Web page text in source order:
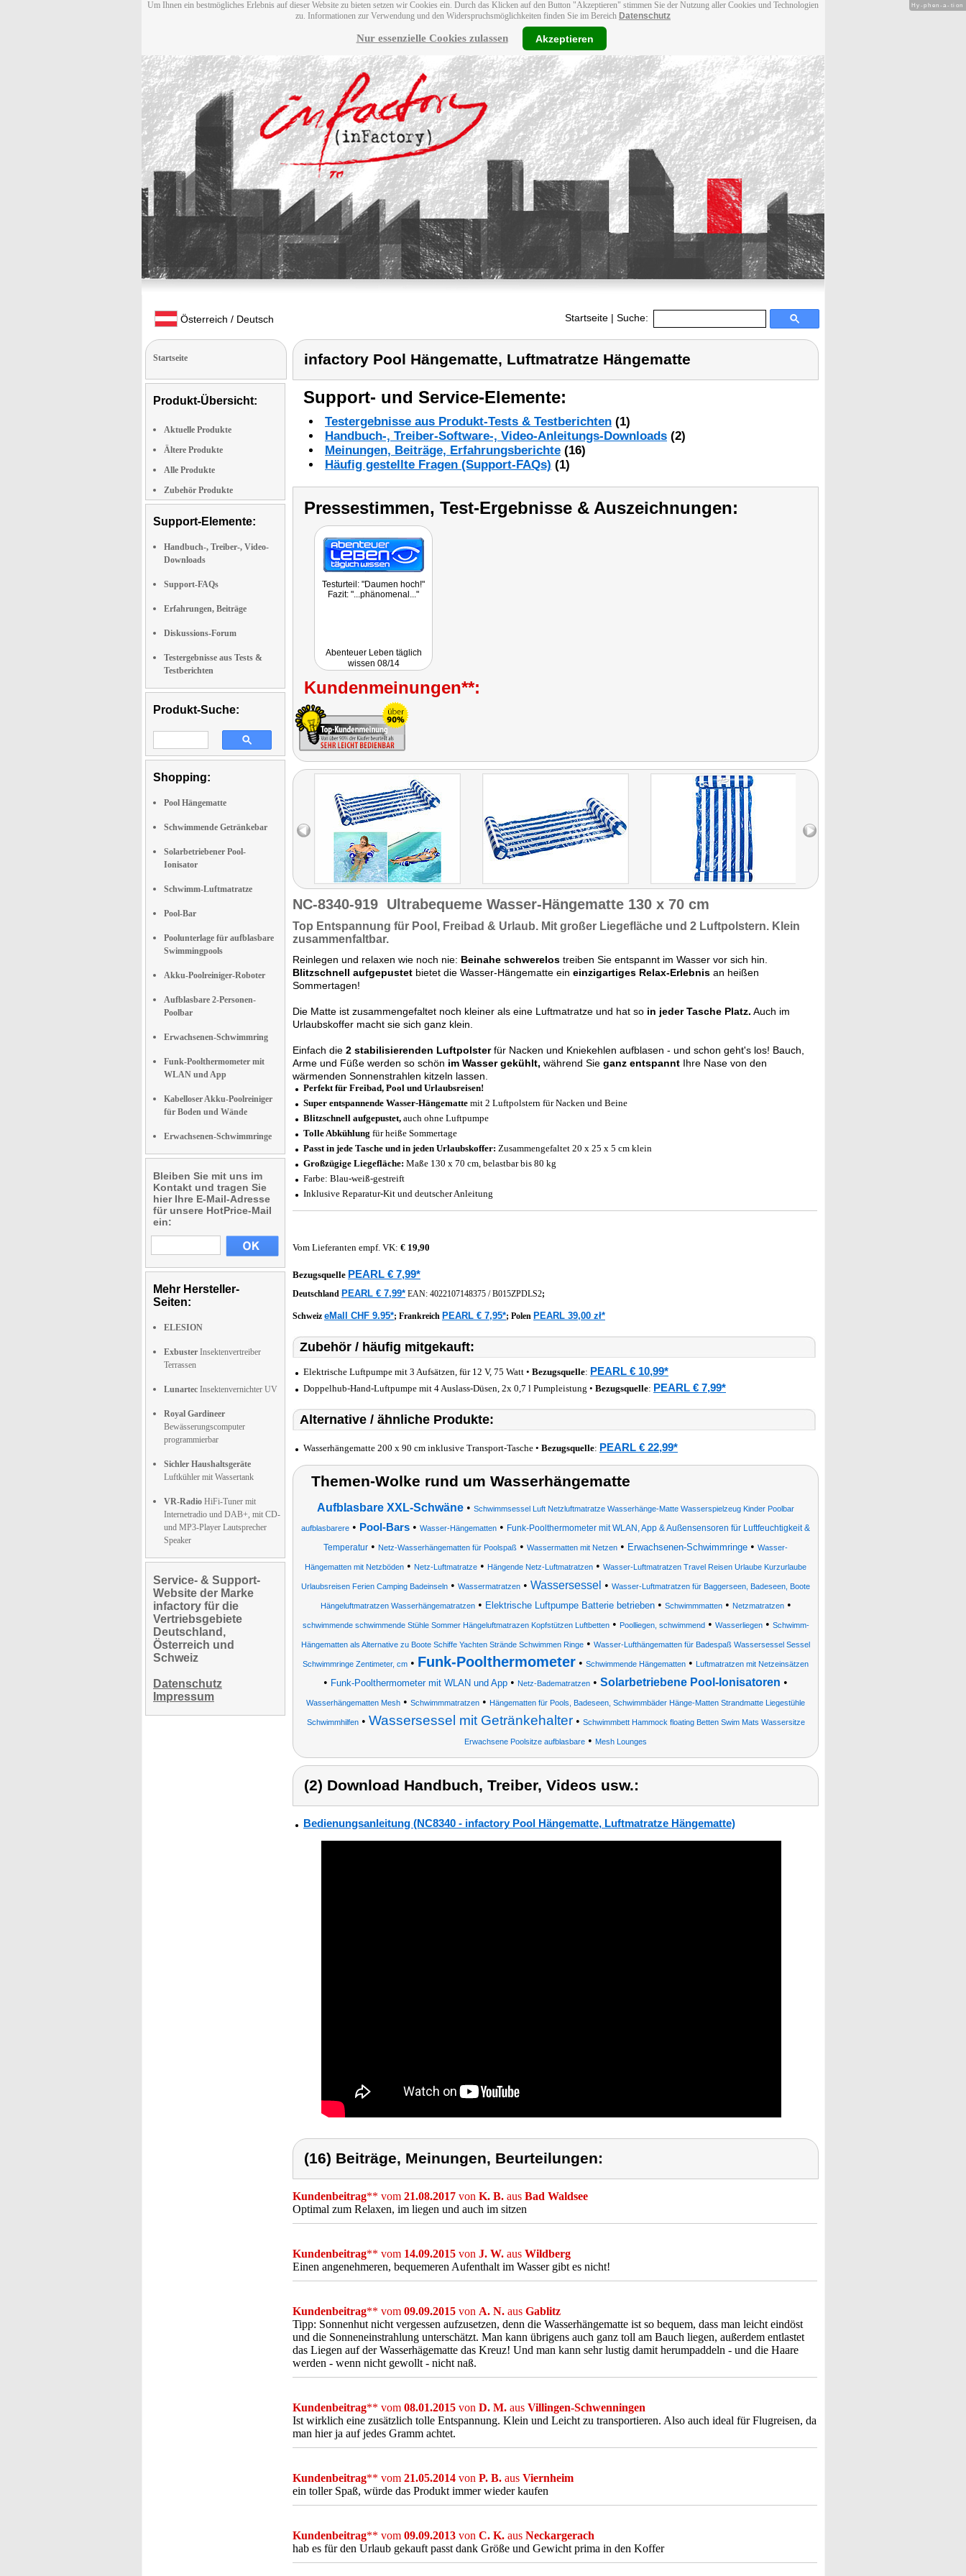
Um Ihnen ein bestmögliches Erlebnis auf dieser Website zu bieten setzen wir Cookies ein. Durch das Klicken auf den Button "Akzeptieren" stimmen Sie der Nutzung aller Cookies und Technologien
zu. Informationen zur Verwendung und den Widerspruchsmöglichkeiten finden Sie im Bereich Datenschutz
Nur essenzielle Cookies zulassen Akzeptieren
Österreich / Deutsch Startseite | Suche:
Startseite
Produkt-Übersicht:
Aktuelle Produkte
Ältere Produkte
Alle Produkte
Zubehör Produkte
Support-Elemente:
Handbuch-, Treiber-, Video-
Downloads
Support-FAQs
Erfahrungen, Beiträge
Diskussions-Forum
Testergebnisse aus Tests &
Testberichten
Produkt-Suche:
Shopping:
Pool Hängematte
Schwimmende Getränkebar
Solarbetriebener Pool-
Ionisator
Schwimm-Luftmatratze
Pool-Bar
Poolunterlage für aufblasbare
Swimmingpools
Akku-Poolreiniger-Roboter
Aufblasbare 2-Personen-
Poolbar
Erwachsenen-Schwimmring
Funk-Poolthermometer mit
WLAN und App
Kabelloser Akku-Poolreiniger
für Boden und Wände
Erwachsenen-Schwimmringe
Bleiben Sie mit uns im
Kontakt und tragen Sie
hier Ihre E-Mail-Adresse
für unsere HotPrice-Mail
ein:
Mehr Hersteller-
Seiten:
ELESION
Exbuster Insektenvertreiber
Terrassen
Lunartec Insektenvernichter UV
Royal Gardineer
Bewässerungscomputer
programmierbar
Sichler Haushaltsgeräte
Luftkühler mit Wassertank
VR-Radio HiFi-Tuner mit
Internetradio und DAB+, mit CD-
und MP3-Player Lautsprecher
Speaker
Service- & Support-
Website der Marke
infactory für die
Vertriebsgebiete
Deutschland,
Österreich und
Schweiz
Datenschutz
Impressum
infactory Pool Hängematte, Luftmatratze Hängematte
Support- und Service-Elemente:
Testergebnisse aus Produkt-Tests & Testberichten (1)
Handbuch-, Treiber-Software-, Video-Anleitungs-Downloads (2)
Meinungen, Beiträge, Erfahrungsberichte (16)
Häufig gestellte Fragen (Support-FAQs) (1)
Pressestimmen, Test-Ergebnisse & Auszeichnungen:
Testurteil: "Daumen hoch!"
Fazit: "...phänomenal..."
Abenteuer Leben täglich
wissen 08/14
Kundenmeinungen**:
NC-8340-919 Ultrabequeme Wasser-Hängematte 130 x 70 cm
Top Entspannung für Pool, Freibad & Urlaub. Mit großer Liegefläche und 2 Luftpolstern. Klein
zusammenfaltbar.
Reinlegen und relaxen wie noch nie: Beinahe schwerelos treiben Sie entspannt im Wasser vor sich hin.
Blitzschnell aufgepustet bietet die Wasser-Hängematte ein einzigartiges Relax-Erlebnis an heißen
Sommertagen!
Die Matte ist zusammengefaltet noch kleiner als eine Luftmatratze und hat so in jeder Tasche Platz. Auch im
Urlaubskoffer macht sie sich ganz klein.
Einfach die 2 stabilisierenden Luftpolsterfür Nacken und Kniekehlen aufblasen - und schon geht's los! Bauch,
Arme und Füße werden so schön im Wasser gekühlt, während Sie ganz entspannt Ihre Nase von den
wärmenden Sonnenstrahlen kitzeln lassen.
Perfekt für Freibad, Pool und Urlaubsreisen!
Super entspannende Wasser-Hängematte mit 2 Luftpolstern für Nacken und Beine
Blitzschnell aufgepustet, auch ohne Luftpumpe
Tolle Abkühlung für heiße Sommertage
Passt in jede Tasche und in jeden Urlaubskoffer: Zusammengefaltet 20 x 25 x 5 cm klein
Großzügige Liegefläche: Maße 130 x 70 cm, belastbar bis 80 kg
Farbe: Blau-weiß-gestreift
Inklusive Reparatur-Kit und deutscher Anleitung
Vom Lieferanten empf. VK: € 19,90
Bezugsquelle PEARL € 7,99*
Deutschland PEARL € 7,99* EAN: 4022107148375 /B015ZPDLS2;
Schweiz eMall CHF 9.95*; Frankreich PEARL € 7,95*; Polen PEARL 39,00 zł*
Zubehör / häufig mitgekauft:
Elektrische Luftpumpe mit 3 Aufsätzen, für 12 V, 75 Watt • Bezugsquelle: PEARL € 10,99*
Doppelhub-Hand-Luftpumpe mit 4 Auslass-Düsen, 2x 0,7 l Pumpleistung • Bezugsquelle: PEARL € 7,99*
Alternative / ähnliche Produkte:
Wasserhängematte 200 x 90 cm inklusive Transport-Tasche • Bezugsquelle: PEARL € 22,99*
Themen-Wolke rund um Wasserhängematte
Aufblasbare XXL-Schwäne • Schwimmsessel Luft Netzluftmatratze Wasserhänge-Matte Wasserspielzeug Kinder Poolbar
aufblasbarere • Pool-Bars • Wasser-Hängematten • Funk-Poolthermometer mit WLAN, App & Außensensoren für Luftfeuchtigkeit &
Temperatur • Netz-Wasserhängematten für Poolspaß • Wassermatten mit Netzen • Erwachsenen-Schwimmringe • Wasser-
Hängematten mit Netzböden • Netz-Luftmatratze • Hängende Netz-Luftmatratzen • Wasser-Luftmatratzen Travel Reisen Urlaube Kurzurlaube
Urlaubsreisen Ferien Camping Badeinseln • Wassermatratzen • Wassersessel • Wasser-Luftmatratzen für Baggerseen, Badeseen, Boote
Hängeluftmatratzen Wasserhängematratzen• Elektrische Luftpumpe Batterie betrieben• Schwimmmatten• Netzmatratzen•
schwimmende schwimmende Stühle Sommer Hängeluftmatrazen Kopfstützen Luftbetten• Poolliegen, schwimmend• Wasserliegen• Schwimm-
Hängematten als Alternative zu Boote Schiffe Yachten Strände Schwimmen Ringe • Wasser-Lufthängematten für Badespaß Wassersessel Sessel
Schwimmringe Zentimeter, cm • Funk-Poolthermometer • Schwimmende Hängematten • Luftmatratzen mit Netzeinsätzen
• Funk-Poolthermometer mit WLAN und App • Netz-Badematratzen • Solarbetriebene Pool-Ionisatoren •
Wasserhängematten Mesh • Schwimmmatratzen • Hängematten für Pools, Badeseen, Schwimmbäder Hänge-Matten Strandmatte Liegestühle
Schwimmhilfen• Wassersessel mit Getränkehalter• Schwimmbett Hammock floating Betten Swim Mats Wassersitze
Erwachsene Poolsitze aufblasbare • Mesh Lounges
(2) Download Handbuch, Treiber, Videos usw.:
Bedienungsanleitung (NC8340 - infactory Pool Hängematte, Luftmatratze Hängematte)
(16) Beiträge, Meinungen, Beurteilungen:
Kundenbeitrag** vom 21.08.2017 von K. B. aus Bad Waldsee
Optimal zum Relaxen, im liegen und auch im sitzen
Kundenbeitrag** vom 14.09.2015 von J. W. aus Wildberg
Einen angenehmeren, bequemeren Aufenthalt im Wasser gibt es nicht!
Kundenbeitrag** vom 09.09.2015 von A. N. aus Gablitz
Tipp: Sonnenhut nicht vergessen aufzusetzen, denn die Wasserhängematte ist so bequem, dass man leicht eindöst
und die Sonneneinstrahlung unterschätzt. Man kann übrigens auch ganz toll am Bauch liegen, außerdem entlastet
das Liegen auf der Wasserhägematte das Kreuz! Und man kann sehr lustig damit herumpaddeln - und die Haare
werden - wenn nicht gewollt - nicht naß.
Kundenbeitrag** vom 08.01.2015 von D. M. aus Villingen-Schwenningen
Ist wirklich eine zusätzlich tolle Entspannung. Klein und Leicht zu transportieren. Also auch ideal für Flugreisen, da
man hier ja auf jedes Gramm achtet.
Kundenbeitrag** vom 21.05.2014 von P. B. aus Viernheim
ein toller Spaß, würde das Produkt immer wieder kaufen
Kundenbeitrag** vom 09.09.2013 von C. K. aus Neckargerach
hab es für den Urlaub gekauft passt dank Größe und Gewicht prima in den Koffer
Hy-phen-a-tion